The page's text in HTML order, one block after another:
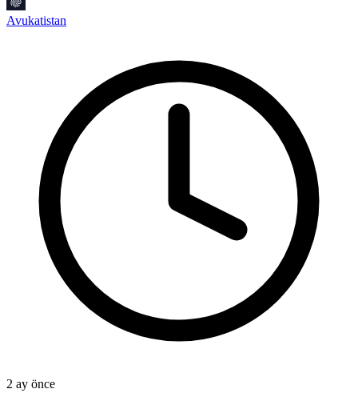
Avukatistan
2 ay önce